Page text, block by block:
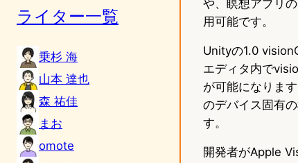
ライター一覧
乗杉 海
山本 達也
森 祐佳
まお
omote
や、瞑想アプリ
用可能です。
Unityの1.0
エディタ内で
が可能になりま
のデバイス固有
す。
開発者がApple